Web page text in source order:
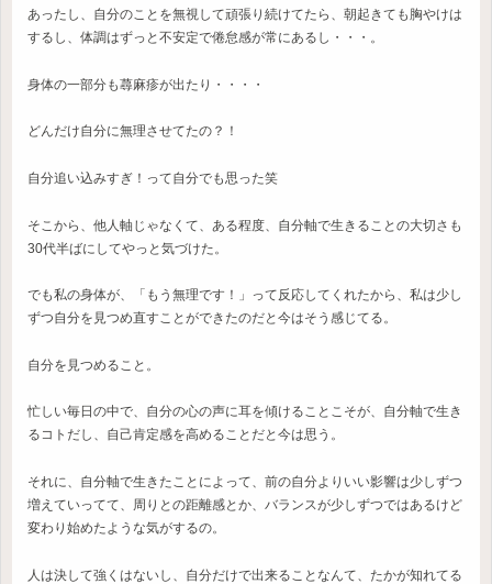
あったし、自分のことを無視して頑張り続けてたら、朝起きても胸やけは
するし、体調はずっと不安定で倦怠感が常にあるし・・・。
身体の一部分も蕁麻疹が出たり・・・・
どんだけ自分に無理させてたの？！
自分追い込みすぎ！って自分でも思った笑
そこから、他人軸じゃなくて、ある程度、自分軸で生きることの大切さも
30代半ばにしてやっと気づけた。
でも私の身体が、「もう無理です！」って反応してくれたから、私は少し
ずつ自分を見つめ直すことができたのだと今はそう感じてる。
自分を見つめること。
忙しい毎日の中で、自分の心の声に耳を傾けることこそが、自分軸で生き
るコトだし、自己肯定感を高めることだと今は思う。
それに、自分軸で生きたことによって、前の自分よりいい影響は少しずつ
増えていってて、周りとの距離感とか、バランスが少しずつではあるけど
変わり始めたような気がするの。
人は決して強くはないし、自分だけで出来ることなんて、たかが知れてる